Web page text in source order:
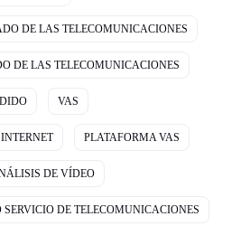
DE LAS TELECOMUNICACIONES
DE LAS TELECOMUNICACIONES
VAS
PLATAFORMA VAS
DE VÍDEO
DE TELECOMUNICACIONES